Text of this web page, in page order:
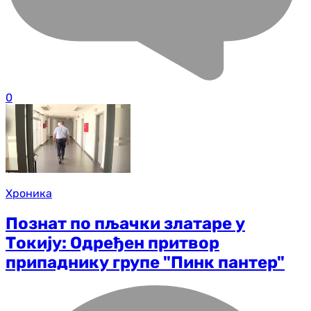
0
Хроника
Познат по пљачки златаре у
Токију: Одређен притвор
припаднику групе "Пинк пантер"